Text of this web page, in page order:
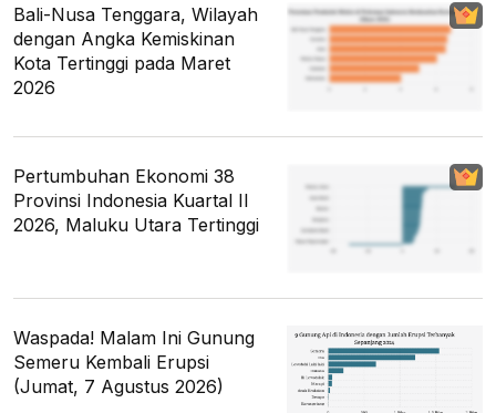
Bali-Nusa Tenggara, Wilayah
dengan Angka Kemiskinan
Kota Tertinggi pada Maret
2026
Pertumbuhan Ekonomi 38
Provinsi Indonesia Kuartal II
2026, Maluku Utara Tertinggi
Waspada! Malam Ini Gunung
Semeru Kembali Erupsi
(Jumat, 7 Agustus 2026)